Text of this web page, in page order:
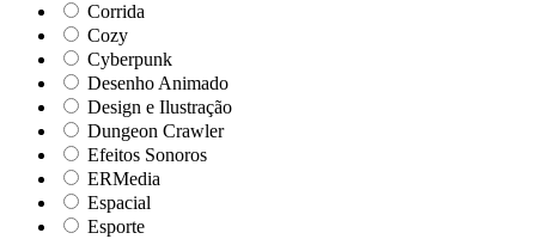
Corrida
Cozy
Cyberpunk
Desenho Animado
Design e Ilustração
Dungeon Crawler
Efeitos Sonoros
ERMedia
Espacial
Esporte